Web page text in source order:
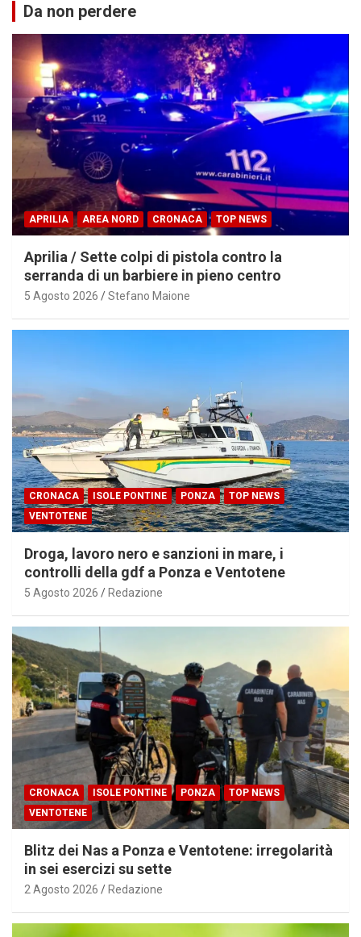
Da non perdere
APRILIA AREA NORD CRONACA TOP NEWS
Aprilia / Sette colpi di pistola contro la
serranda di un barbiere in pieno centro
5 Agosto 2026 Stefano Maione
CRONACA ISOLE PONTINE PONZA
TOP NEWS
VENTOTENE
Droga, lavoro nero e sanzioni in mare, i
controlli della gdf a Ponza e Ventotene
5 Agosto 2026 Redazione
CRONACA ISOLE PONTINE PONZA
TOP NEWS
VENTOTENE
Blitz dei Nas a Ponza e Ventotene: irregolarità
in sei esercizi su sette
2 Agosto 2026 Redazione